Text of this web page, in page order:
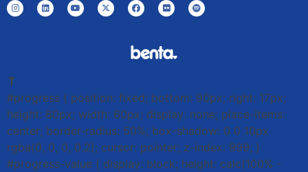
⤒
#progress { position: fixed; bottom: 90px; right: 17px;
height: 60px; width: 60px; display: none; place-items:
center; border-radius: 50%; box-shadow: 0 0 10px
rgba(0, 0, 0, 0.2); cursor: pointer; z-index: 999; }
#progress-value { display: block; height: calc(100% -